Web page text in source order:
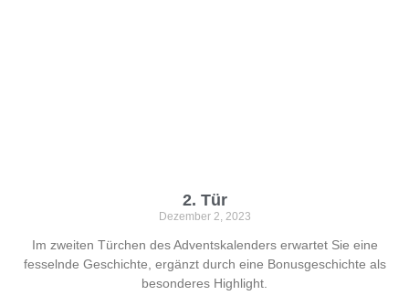
2. Tür
Dezember 2, 2023
Im zweiten Türchen des Adventskalenders erwartet Sie eine
fesselnde Geschichte, ergänzt durch eine Bonusgeschichte als
besonderes Highlight.